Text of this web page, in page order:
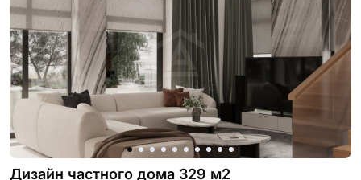
Дизайн частного дома 329 м2